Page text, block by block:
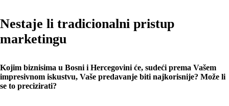
Nestaje li tradicionalni pristup
marketingu
Kojim biznisima u Bosni i Hercegovini će, sudeći prema Vašem
impresivnom iskustvu, Vaše predavanje biti najkorisnije? Može li
se to precizirati?